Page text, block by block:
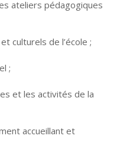
ateliers pédagogiques
culturels de l’école ;
;
et les activités de la
accueillant et